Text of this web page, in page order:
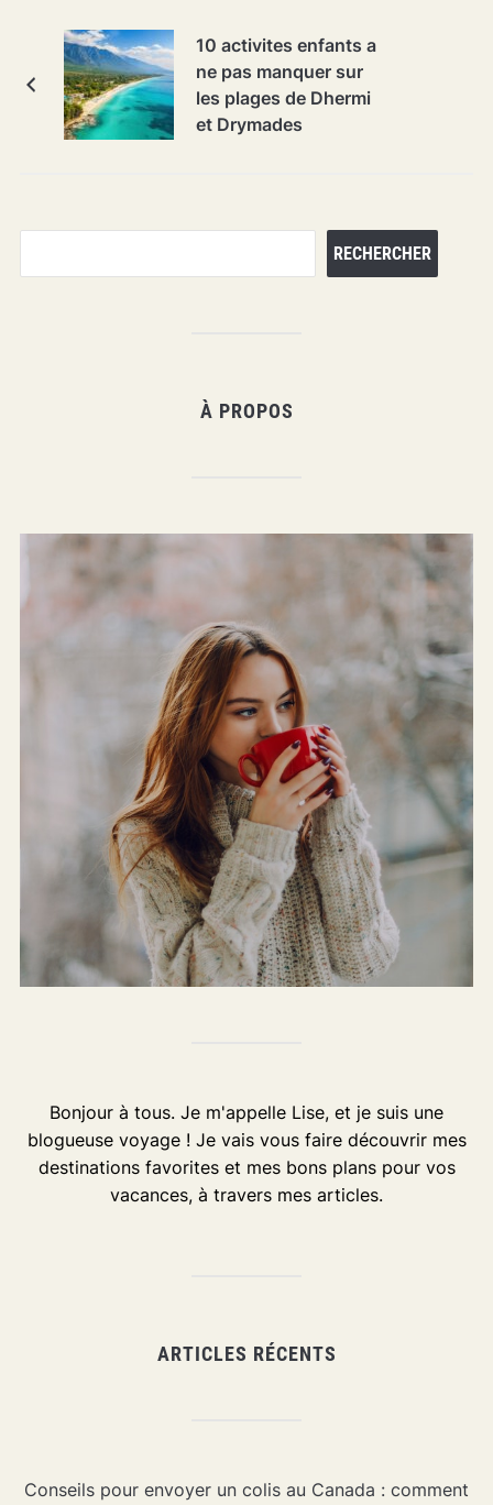
10 activites enfants a
ne pas manquer sur
les plages de Dhermi
et Drymades
Rechercher
RECHERCHER
À PROPOS
Bonjour à tous. Je m'appelle Lise, et je suis une
blogueuse voyage ! Je vais vous faire découvrir mes
destinations favorites et mes bons plans pour vos
vacances, à travers mes articles.
ARTICLES RÉCENTS
Conseils pour envoyer un colis au Canada : comment